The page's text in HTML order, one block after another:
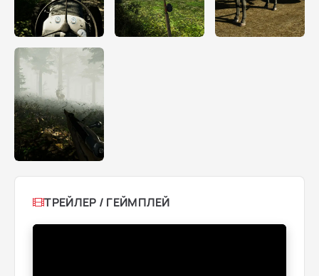
ТРЕЙЛЕР / ГЕЙМПЛЕЙ